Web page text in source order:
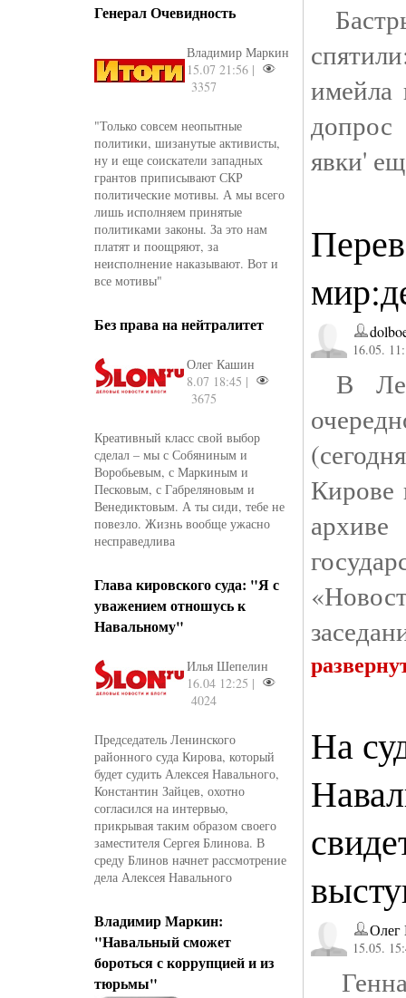
Генерал Очевидность
Владимир Маркин
15.07 21:56 |
3357
"Только совсем неопытные
политики, шизанутые активисты,
ну и еще соискатели западных
грантов приписывают СКР
политические мотивы. А мы всего
лишь исполняем принятые
политиками законы. За это нам
платят и поощряют, за
неисполнение наказывают. Вот и
все мотивы"
Без права на нейтралитет
Олег Кашин
8.07 18:45 |
3675
Креативный класс свой выбор
сделал – мы с Собяниным и
Воробьевым, с Маркиным и
Песковым, с Габреляновым и
Венедиктовым. А ты сиди, тебе не
повезло. Жизнь вообще ужасно
несправедлива
Глава кировского суда: "Я с
уважением отношусь к
Навальному"
Илья Шепелин
16.04 12:25 |
4024
Председатель Ленинского
районного суда Кирова, который
будет судить Алексея Навального,
Константин Зайцев, охотно
согласился на интервью,
прикрывая таким образом своего
заместителя Сергея Блинова. В
среду Блинов начнет рассмотрение
дела Алексея Навального
Владимир Маркин:
"Навальный сможет
бороться с коррупцией и из
тюрьмы"
имейла
допрос
явки'
16.05.
В
Кирове
На
Олег
15.05.